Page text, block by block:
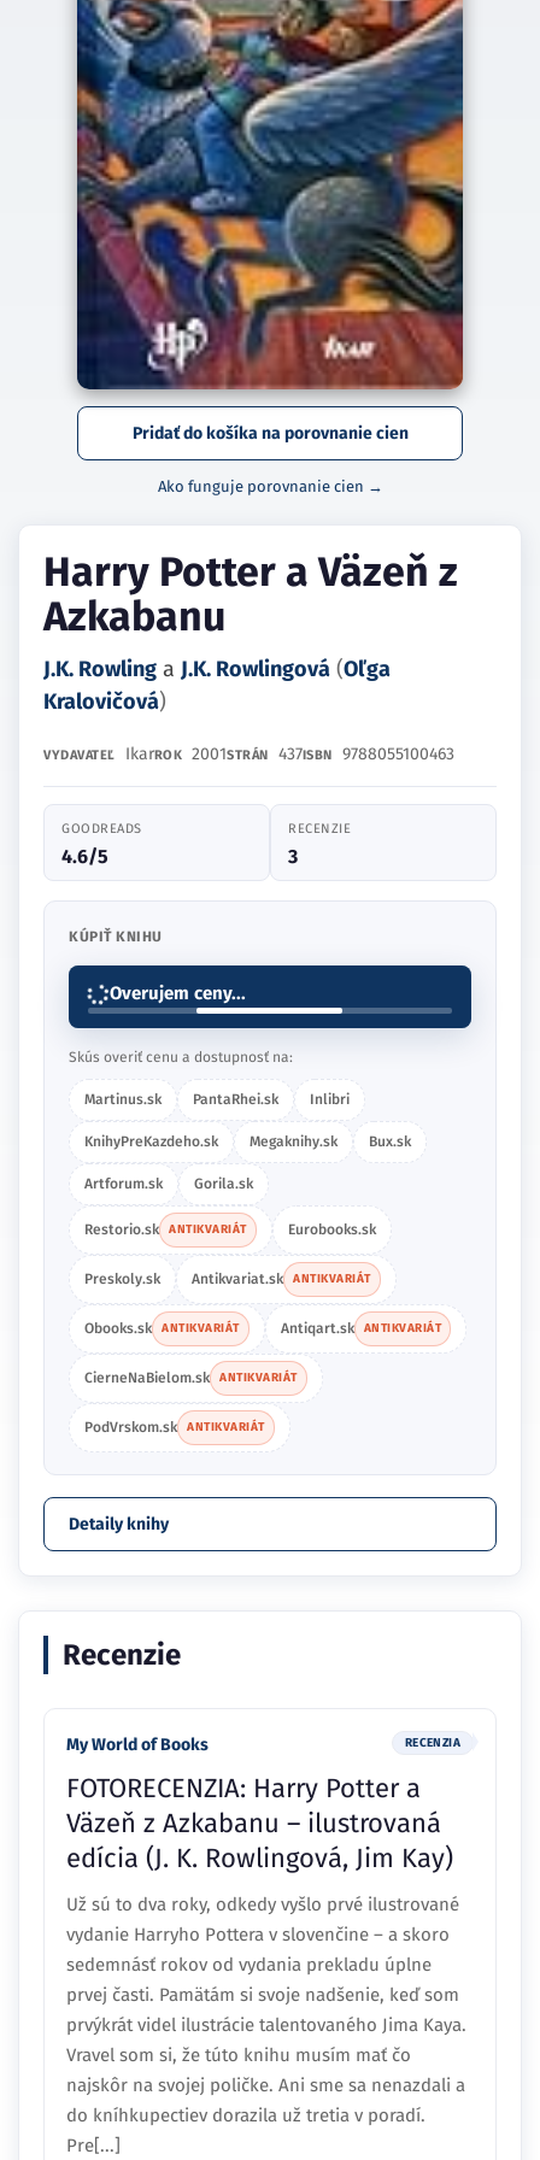
Pridať do košíka na porovnanie cien
Ako funguje porovnanie cien →
Harry Potter a Väzeň z
Azkabanu
J.K. Rowling a J.K. Rowlingová (Oľga
Kralovičová)
VYDAVATEĽ IkarROK 2001STRÁN 437ISBN 9788055100463
GOODREADS
4.6/5
RECENZIE
3
KÚPIŤ KNIHU
Overujem ceny...
Skús overiť cenu a dostupnosť na:
Martinus.sk PantaRhei.sk Inlibri
KnihyPreKazdeho.sk Megaknihy.sk Bux.sk
Artforum.sk Gorila.sk
Restorio.sk ANTIKVARIÁT Eurobooks.sk
Preskoly.sk Antikvariat.sk ANTIKVARIÁT
Obooks.sk ANTIKVARIÁT Antiqart.sk ANTIKVARIÁT
CierneNaBielom.sk ANTIKVARIÁT
PodVrskom.sk ANTIKVARIÁT
Detaily knihy
Recenzie
My World of Books RECENZIA
FOTORECENZIA: Harry Potter a
Väzeň z Azkabanu – ilustrovaná
edícia (J. K. Rowlingová, Jim Kay)
Už sú to dva roky, odkedy vyšlo prvé ilustrované
vydanie Harryho Pottera v slovenčine – a skoro
sedemnásť rokov od vydania prekladu úplne
prvej časti. Pamätám si svoje nadšenie, keď som
prvýkrát videl ilustrácie talentovaného Jima Kaya.
Vravel som si, že túto knihu musím mať čo
najskôr na svojej poličke. Ani sme sa nenazdali a
do kníhkupectiev dorazila už tretia v poradí.
Pre[...]